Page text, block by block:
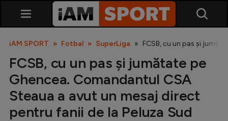
iAM SPORT Fotbal SuperLiga FCSB, cu un pas și
FCSB, cu un pas și jumătate pe
Ghencea. Comandantul CSA
Steaua a avut un mesaj direct
pentru fanii de la Peluza Sud